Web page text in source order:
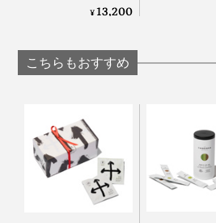
構造”でビールもコー
（250cc） | 燕三条
¥13,200
付けができ
こちらもおすすめ